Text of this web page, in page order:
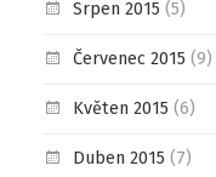
Srpen 2015 (5)
Červenec 2015 (9)
Květen 2015 (6)
Duben 2015 (7)